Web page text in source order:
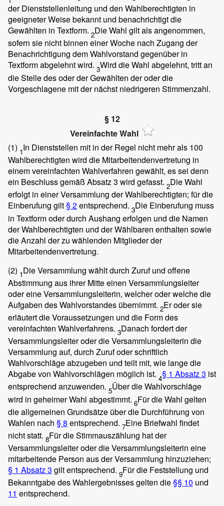
der Dienststellenleitung und den Wahlberechtigten in
geeigneter Weise bekannt und benachrichtigt die
Gewählten in Textform. 2Die Wahl gilt als angenommen,
sofern sie nicht binnen einer Woche nach Zugang der
Benachrichtigung dem Wahlvorstand gegenüber in
Textform abgelehnt wird. 3Wird die Wahl abgelehnt, tritt an
die Stelle des oder der Gewählten der oder die
Vorgeschlagene mit der nächst niedrigeren Stimmenzahl.
§ 12
Vereinfachte Wahl
(1) 1In Dienststellen mit in der Regel nicht mehr als 100
Wahlberechtigten wird die Mitarbeitendenvertretung in
einem vereinfachten Wahlverfahren gewählt, es sei denn
ein Beschluss gemäß Absatz 3 wird gefasst. 2Die Wahl
erfolgt in einer Versammlung der Wahlberechtigten; für die
Einberufung gilt§ 2entsprechend. 3Die Einberufung muss
in Textform oder durch Aushang erfolgen und die Namen
der Wahlberechtigten und der Wählbaren enthalten sowie
die Anzahl der zu wählenden Mitglieder der
Mitarbeitendenvertretung.
(2) 1Die Versammlung wählt durch Zuruf und offene
Abstimmung aus ihrer Mitte einen Versammlungsleiter
oder eine Versammlungsleiterin, welcher oder welche die
Aufgaben des Wahlvorstandes übernimmt. 2Er oder sie
erläutert die Voraussetzungen und die Form des
vereinfachten Wahlverfahrens. 3Danach fordert der
Versammlungsleiter oder die Versammlungsleiterin die
Versammlung auf, durch Zuruf oder schriftlich
Wahlvorschläge abzugeben und teilt mit, wie lange die
Abgabe von Wahlvorschlägen möglich ist. 4§ 1 Absatz 3 ist
entsprechend anzuwenden. 5Über die Wahlvorschläge
wird in geheimer Wahl abgestimmt. 6Für die Wahl gelten
die allgemeinen Grundsätze über die Durchführung von
Wahlen nach § 8 entsprechend. 7Eine Briefwahl findet
nicht statt. 8Für die Stimmauszählung hat der
Versammlungsleiter oder die Versammlungsleiterin eine
mitarbeitende Person aus der Versammlung hinzuziehen;
§ 1 Absatz 3 gilt entsprechend. 9Für die Feststellung und
Bekanntgabe des Wahlergebnisses gelten die§§ 10 und
11 entsprechend.